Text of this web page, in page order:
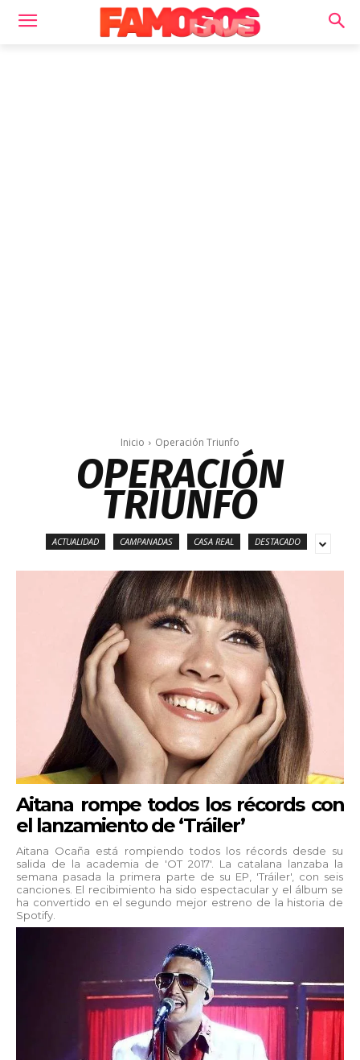
Inicio Operación Triunfo
OPERACIÓN
TRIUNFO
ACTUALIDAD CAMPANADAS CASA REAL DESTACADO
Aitana rompe todos los récords con
el lanzamiento de ‘Tráiler’
Aitana Ocaña está rompiendo todos los récords desde su
salida de la academia de 'OT 2017'. La catalana lanzaba la
semana pasada la primera parte de su EP, 'Tráiler', con seis
canciones. El recibimiento ha sido espectacular y el álbum se
ha convertido en el segundo mejor estreno de la historia de
Spotify.